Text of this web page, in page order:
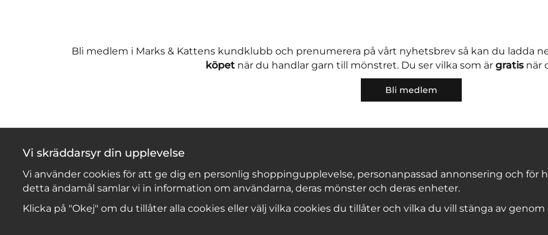
Bli medlem i Marks & Kattens kundklubb och prenumerera på vårt nyhetsbrev så kan du ladda
köpetnär du handlar garn till mönstret. Du ser vilka som är gratisnär
Bli medlem
Copyright © 2026, Marks & Kattens AB
Vi skräddarsyr din upplevelse
Vi använder cookies för att ge dig en personlig shoppingupplevelse, personanpassad annonsering och för
detta ändamål samlar vi in information om användarna, deras mönster och deras enheter.
Klicka på "Okej" om du tillåter alla cookies eller välj vilka cookies du tillåter och vilka du vill stänga av